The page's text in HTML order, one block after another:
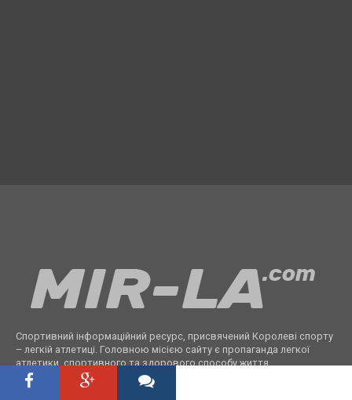
Спортивний інформаційний ресурс, присвячений Королеві спорту
– легкій атлетиці. Головною місією сайту є пропаганда легкої
атлетики, спортивного та здорового способу життя.